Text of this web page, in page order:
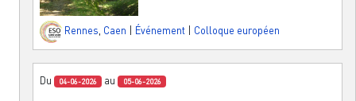
Rennes, Caen Événement Colloque européen
Du 04-06-2026 au 05-06-2026